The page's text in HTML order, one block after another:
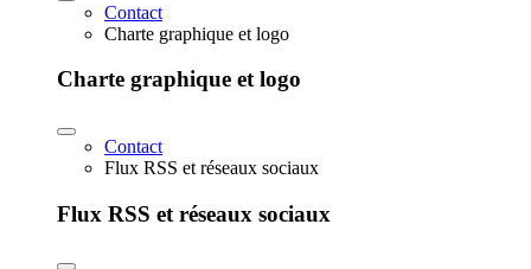
Contact
Charte graphique et logo
Charte graphique et logo
Contact
Flux RSS et réseaux sociaux
Flux RSS et réseaux sociaux